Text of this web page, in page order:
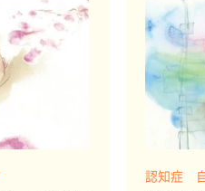
認知症